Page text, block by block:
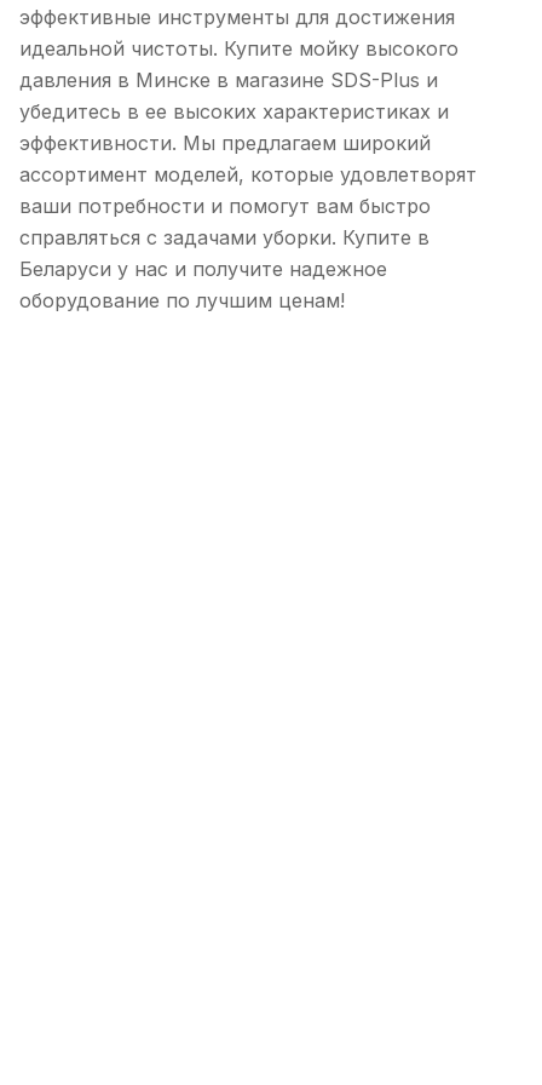
эффективные инструменты для достижения
идеальной чистоты. Купите мойку высокого
давления в Минске в магазине SDS-Plus и
убедитесь в ее высоких характеристиках и
эффективности. Мы предлагаем широкий
ассортимент моделей, которые удовлетворят
ваши потребности и помогут вам быстро
справляться с задачами уборки. Купите в
Беларуси у нас и получите надежное
оборудование по лучшим ценам!